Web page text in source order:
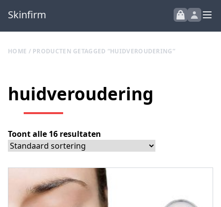
Skinfirm
HOME / PRODUCTEN GETAGGED “HUIDVEROUDERING”
huidveroudering
Toont alle 16 resultaten